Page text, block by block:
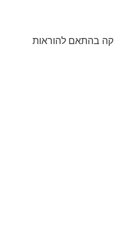
בהתאם להוראות